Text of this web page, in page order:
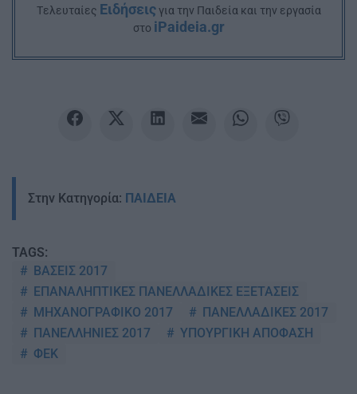
Tελευταίες Ειδήσειςγια την Παιδεία και την εργασία
στο iPaideia.gr
Στην Κατηγορία: ΠΑΙΔΕΙΑ
TAGS:
ΒΑΣΕΙΣ 2017
ΕΠΑΝΑΛΗΠΤΙΚΕΣ ΠΑΝΕΛΛΑΔΙΚΕΣ ΕΞΕΤΑΣΕΙΣ
ΜΗΧΑΝΟΓΡΑΦΙΚΟ 2017
ΠΑΝΕΛΛΑΔΙΚΕΣ 2017
ΠΑΝΕΛΛΗΝΙΕΣ 2017
ΥΠΟΥΡΓΙΚΗ ΑΠΟΦΑΣΗ
ΦΕΚ